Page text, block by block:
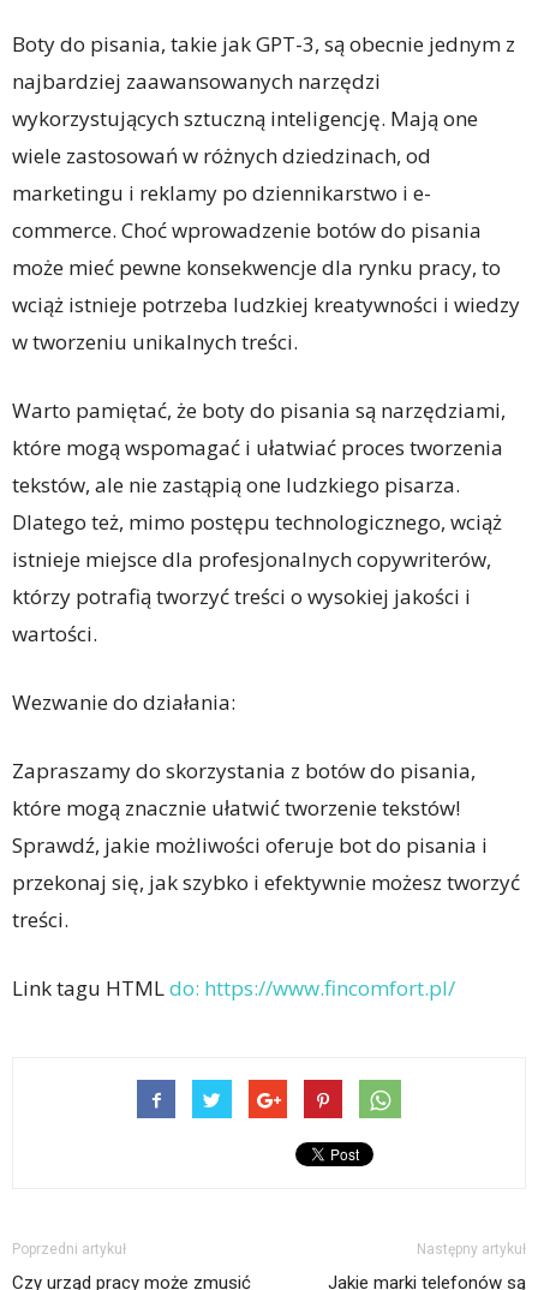
Boty do pisania, takie jak GPT-3, są obecnie jednym z
najbardziej zaawansowanych narzędzi
wykorzystujących sztuczną inteligencję. Mają one
wiele zastosowań w różnych dziedzinach, od
marketingu i reklamy po dziennikarstwo i e-
commerce. Choć wprowadzenie botów do pisania
może mieć pewne konsekwencje dla rynku pracy, to
wciąż istnieje potrzeba ludzkiej kreatywności i wiedzy
w tworzeniu unikalnych treści.
Warto pamiętać, że boty do pisania są narzędziami,
które mogą wspomagać i ułatwiać proces tworzenia
tekstów, ale nie zastąpią one ludzkiego pisarza.
Dlatego też, mimo postępu technologicznego, wciąż
istnieje miejsce dla profesjonalnych copywriterów,
którzy potrafią tworzyć treści o wysokiej jakości i
wartości.
Wezwanie do działania:
Zapraszamy do skorzystania z botów do pisania,
które mogą znacznie ułatwić tworzenie tekstów!
Sprawdź, jakie możliwości oferuje bot do pisania i
przekonaj się, jak szybko i efektywnie możesz tworzyć
treści.
Link tagu HTMLdo: https://www.fincomfort.pl/
Poprzedni artykuł
Czy urząd pracy może zmusić
Następny artykuł
Jakie marki telefonów są